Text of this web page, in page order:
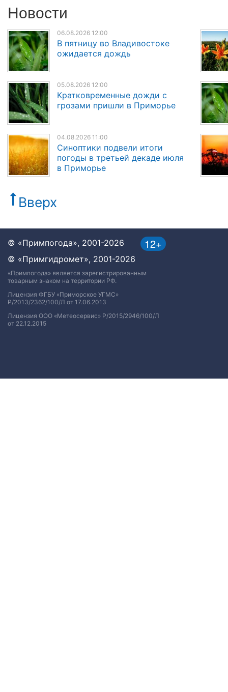
Новости
06.08.2026 12:00
В пятницу во Владивостоке
ожидается дождь
05.08.2026 12:00
Кратковременные дожди с
грозами пришли в Приморье
04.08.2026 11:00
Синоптики подвели итоги
погоды в третьей декаде июля
в Приморье
Вверх
12+
© «Примпогода», 2001-2026
© «Примгидромет», 2001-2026
«Примпогода» является зарегистрированным
товарным знаком на территории РФ.
Лицензия ФГБУ «Приморское УГМС»
Р/2013/2362/100/Л от 17.06.2013
Лицензия ООО «Метеосервис» Р/2015/2946/100/Л
от 22.12.2015